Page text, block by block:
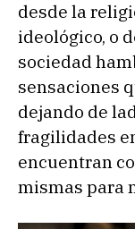
desde la
ideológico, o
sociedad
sensaciones
dejando de
fragilidades
encuentran
mismas para